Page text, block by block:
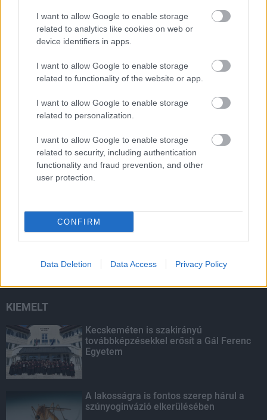
I want to allow Google to enable storage
related to analytics like cookies on web or
device identifiers in apps.
I want to allow Google to enable storage
related to functionality of the website or app.
I want to allow Google to enable storage
related to personalization.
I want to allow Google to enable storage
related to security, including authentication
functionality and fraud prevention, and other
user protection.
CONFIRM
Data Deletion Data Access Privacy Policy
HIRDETÉS
LEGOLVASOTTABB
Egyhetes országos ellenőrzést tart a
rendőrség a utakon
Mától jelentkezhetnek a kivitelezők a
háztartások napelemes és fűtési
rendszereit támogató pályázatra
Amire többmillióan vártunk: szombattól
másodfokúra csökken a riasztás
KIEMELT
Kecskeméten is szakirányú
továbbképzésekkel erősít a Gál Ferenc
Egyetem
A lakosságra is fontos szerep hárul a
szúnyoginvázió elkerülésében